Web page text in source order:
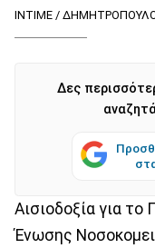
INTIME /
Δες
Αισιοδοξία για
Ένωσης